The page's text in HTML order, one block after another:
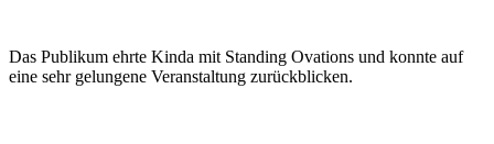
Das Publikum ehrte Kinda mit Standing Ovations und konnte auf
eine sehr gelungene Veranstaltung zurückblicken.